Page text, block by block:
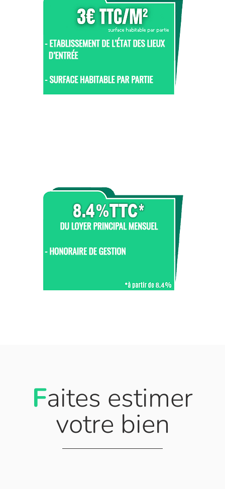
Faites estimer
votre bien